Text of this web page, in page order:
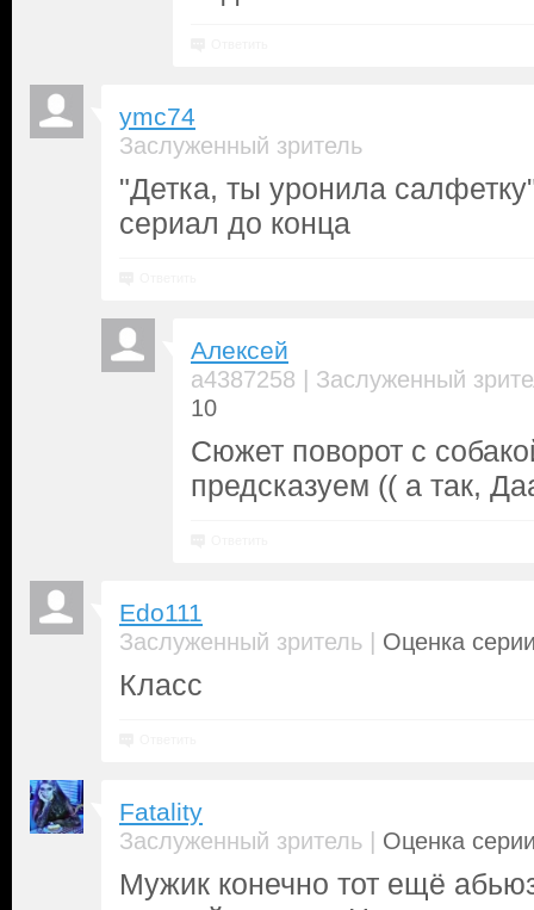
ymc74
Заслуженный зритель
"Детка, ты уронила
сериал до конца
Алексей
a4387258 | Заслуженный
10
Сюжет поворот с
предсказуем (( а так,
Edo111
Заслуженный зритель | Оценка
Класс
Fatality
Заслуженный зритель | Оценка
Мужик конечно тот ещё